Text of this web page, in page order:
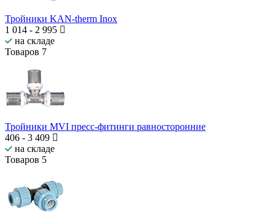
Тройники KAN-therm Inox
1 014 - 2 995
на складе
Товаров 7
Тройники MVI пресс-фитинги равносторонние
406 - 3 409
на складе
Товаров 5